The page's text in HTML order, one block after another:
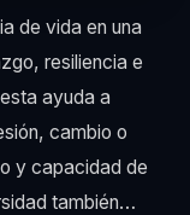
de vida en una
resiliencia e
ayuda a
cambio o
y capacidad de
también…